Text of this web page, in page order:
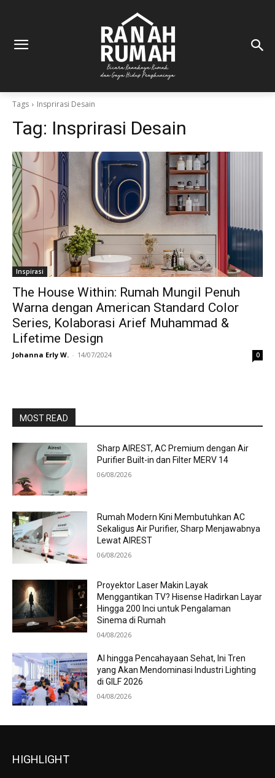
Tags Insprirasi Desain
Tag: Insprirasi Desain
Inspirasi
The House Within: Rumah Mungil Penuh
Warna dengan American Standard Color
Series, Kolaborasi Arief Muhammad &
Lifetime Design
Johanna Erly W. - 14/07/2024 0
MOST READ
Sharp AIREST, AC Premium dengan Air
Purifier Built-in dan Filter MERV 14
06/08/2026
Rumah Modern Kini Membutuhkan AC
Sekaligus Air Purifier, Sharp Menjawabnya
Lewat AIREST
06/08/2026
Proyektor Laser Makin Layak
Menggantikan TV? Hisense Hadirkan Layar
Hingga 200 Inci untuk Pengalaman
Sinema di Rumah
04/08/2026
AI hingga Pencahayaan Sehat, Ini Tren
yang Akan Mendominasi Industri Lighting
di GILF 2026
04/08/2026
HIGHLIGHT